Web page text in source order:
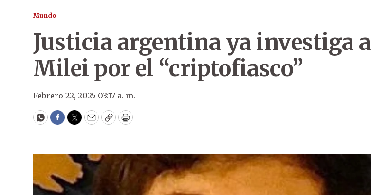
Mundo
Justicia argentina ya investiga a
Milei por el “criptofiasco”
Febrero 22, 2025 03:17 a. m.
WhatsApp
Facebook
Twitter
EmailCopyPrint